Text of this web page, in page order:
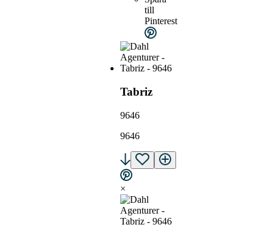
till
Pinterest
Tabriz
9646
9646
×